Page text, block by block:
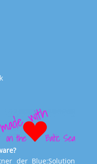
der Blue:Solution